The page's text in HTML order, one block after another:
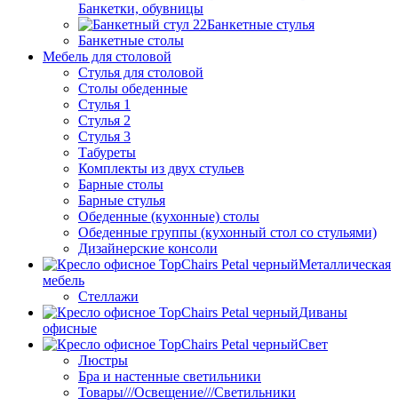
Банкетки, обувницы
Банкетные стулья
Банкетные столы
Мебель для столовой
Стулья для столовой
Столы обеденные
Стулья 1
Стулья 2
Стулья 3
Табуреты
Комплекты из двух стульев
Барные столы
Барные стулья
Обеденные (кухонные) столы
Обеденные группы (кухонный стол со стульями)
Дизайнерские консоли
Металлическая
мебель
Стеллажи
Диваны
офисные
Свет
Люстры
Бра и настенные светильники
Товары///Освещение///Светильники